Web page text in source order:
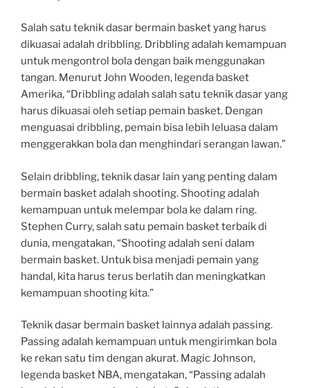
Salah satu teknik dasar bermain basket yang harus
dikuasai adalah dribbling. Dribbling adalah kemampuan
untuk mengontrol bola dengan baik menggunakan
tangan. Menurut John Wooden, legenda basket
Amerika, “Dribbling adalah salah satu teknik dasar yang
harus dikuasai oleh setiap pemain basket. Dengan
menguasai dribbling, pemain bisa lebih leluasa dalam
menggerakkan bola dan menghindari serangan lawan.”
Selain dribbling, teknik dasar lain yang penting dalam
bermain basket adalah shooting. Shooting adalah
kemampuan untuk melempar bola ke dalam ring.
Stephen Curry, salah satu pemain basket terbaik di
dunia, mengatakan, “Shooting adalah seni dalam
bermain basket. Untuk bisa menjadi pemain yang
handal, kita harus terus berlatih dan meningkatkan
kemampuan shooting kita.”
Teknik dasar bermain basket lainnya adalah passing.
Passing adalah kemampuan untuk mengirimkan bola
ke rekan satu tim dengan akurat. Magic Johnson,
legenda basket NBA, mengatakan, “Passing adalah